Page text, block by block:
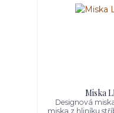
Miska
Designová
miska z hliníku